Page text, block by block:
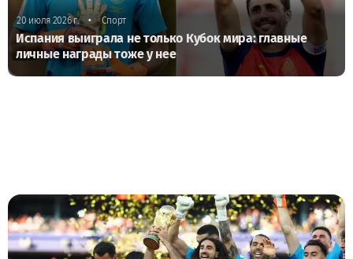
20 июля 2026 г. • Спорт
Испания выиграла не только Кубок мира: главные
личные награды тоже у нее